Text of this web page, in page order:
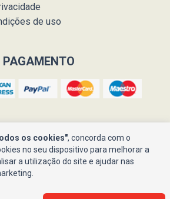
Ajuda ?
de uso
os cookies", concorda com o
no seu dispositivo para melhorar a
a utilização do site e ajudar nas